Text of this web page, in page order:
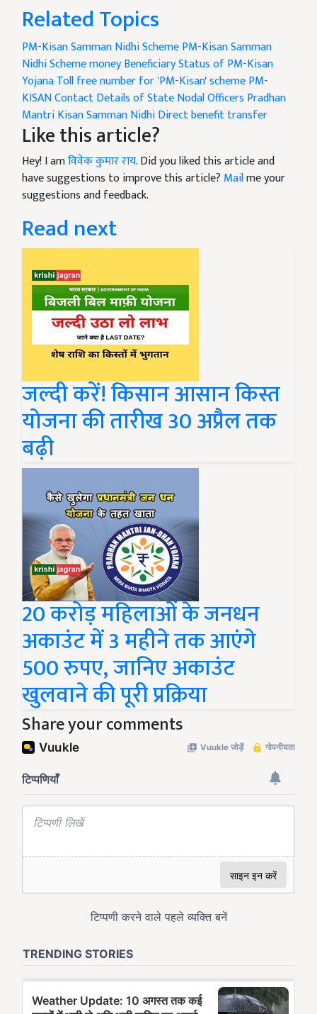
Related Topics
PM-Kisan Samman Nidhi SchemePM-Kisan Samman
Nidhi Scheme moneyBeneficiary Status of PM-Kisan
YojanaToll free number for 'PM-Kisan' schemePM-
KISAN Contact Details of State Nodal Officers Pradhan
Mantri Kisan Samman NidhiDirect benefit transfer
Like this article?
Hey! I amविवेक कुमार राय. Did you liked this article and
have suggestions to improve this article? Mailme your
suggestions and feedback.
Read next
जल्दी करें! किसान आसान किस्त
योजना की तारीख 30 अप्रैल तक
बढ़ी
20 करोड़ महिलाओं के जनधन
अकाउंट में 3 महीने तक आएंगे
500 रुपए, जानिए अकाउंट
खुलवाने की पूरी प्रक्रिया
Share your comments